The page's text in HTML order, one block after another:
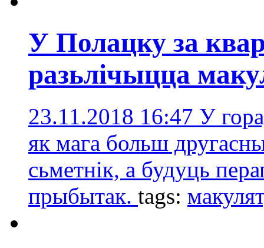
У Полацку за
разьлічыцца
23.11.2018 16:47 У
як мага больш
сьметнік, а будуць
прыбытак. tags: